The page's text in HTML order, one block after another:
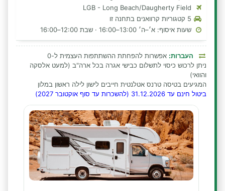
שעות איסוף: א׳–ה׳ 13:00–16:00 · שבת 12:00–16:00
העברות: אפשרות להפחתת ההשתתפות העצמית ל-0
ניתן לרכוש כיסוי לתשלום כבישי אגרה בכל ארה"ב (למעט אלסקה
והוואי)
המגיעים בטיסה טרנס אטלנטית חייבים לישון לילה ראשון במלון
ביטול חינם עד 31.12.2026 (להשכרות עד סוף אוקטובר 2027)